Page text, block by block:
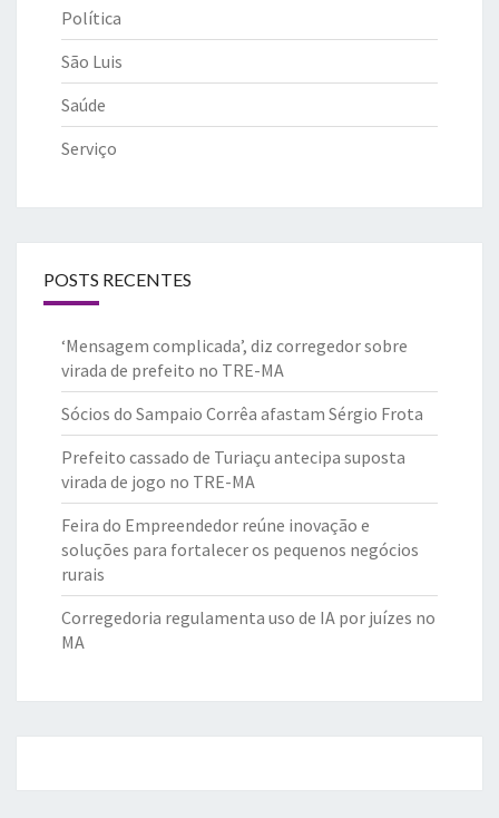
Política
São Luis
Saúde
Serviço
POSTS RECENTES
‘Mensagem complicada’, diz corregedor sobre
virada de prefeito no TRE-MA
Sócios do Sampaio Corrêa afastam Sérgio Frota
Prefeito cassado de Turiaçu antecipa suposta
virada de jogo no TRE-MA
Feira do Empreendedor reúne inovação e
soluções para fortalecer os pequenos negócios
rurais
Corregedoria regulamenta uso de IA por juízes no
MA